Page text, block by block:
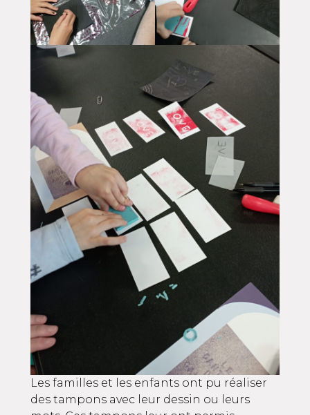
Les familles et les enfants ont pu réaliser
des tampons avec leur dessin ou leurs